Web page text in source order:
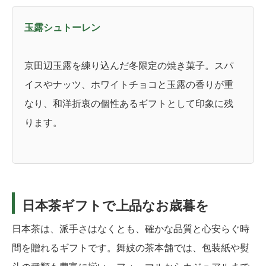
玉露シュトーレン
京田辺玉露を練り込んだ冬限定の焼き菓子。スパ
イスやナッツ、ホワイトチョコと玉露の香りが重
なり、和洋折衷の個性あるギフトとして印象に残
ります。
日本茶ギフトで上品なお歳暮を
日本茶は、派手さはなくとも、確かな品質と心安らぐ時
間を贈れるギフトです。舞妓の茶本舗では、包装紙や熨